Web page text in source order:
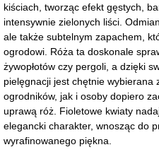
kiściach, tworząc efekt gęstych,
intensywnie zielonych liści.
ale także subtelnym zapachem,
ogrodowi. Róża ta doskonale
żywopłotów czy pergoli, a dzięki
pielęgnacji jest chętnie wybierana
ogrodników, jak i osoby dopiero
uprawą róż. Fioletowe kwiaty
elegancki charakter, wnosząc do
wyrafinowanego piękna.